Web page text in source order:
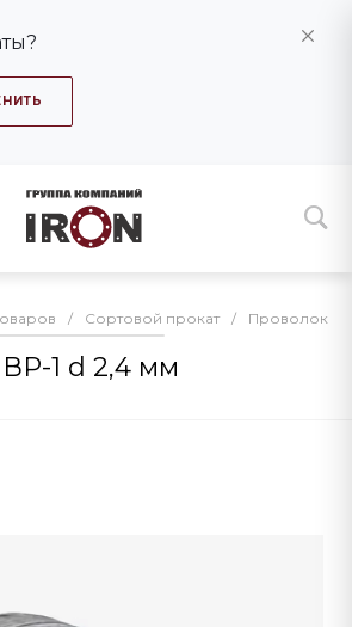
/ Сортовой прокат / Проволока
1 d 2,4 мм